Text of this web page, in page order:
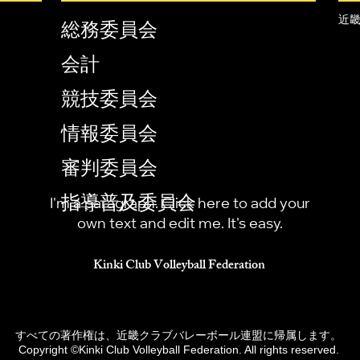
I'm a paragraph. Click here to add your
own text and edit me. It's easy.
近
総務委員会
会計
競技委員会
情報委員会
審判委員会
指導普及委員会
Kinki Club Volleyball Federation
すべての著作権は、近畿クラブバレーボール連盟に帰属します。
Copyright ©Kinki Club Volleyball Federation. All rights reserved.